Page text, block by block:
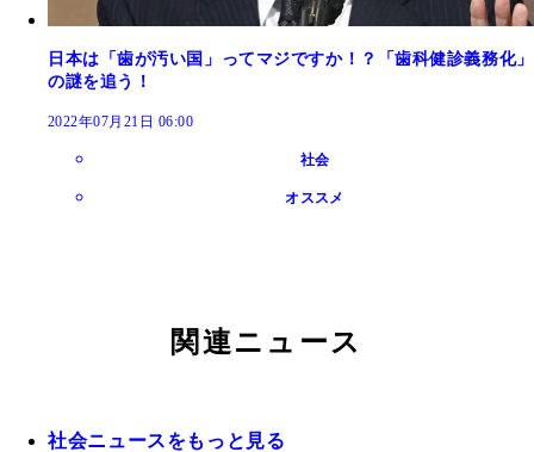
日本は「歯が汚い国」ってマジですか！？「歯科健診義務化」
の謎を追う！
2022年07月21日 06:00
社会
オススメ
関連ニュース
社会ニュースをもっと見る